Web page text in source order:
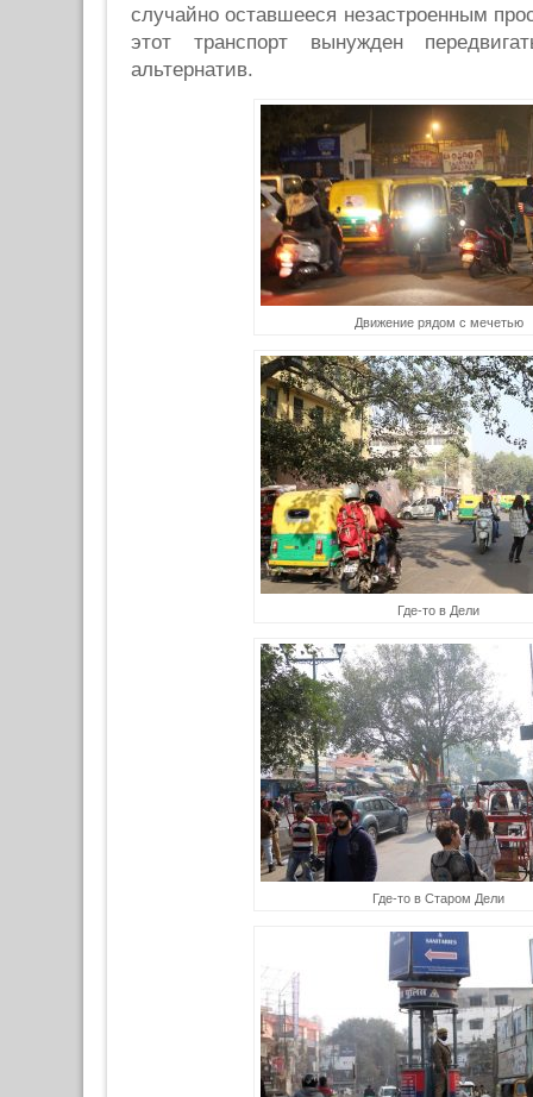
случайно оставшееся незастроенным
этот транспорт вынужден
альтернатив.
Движение рядом с мечетью
Где-то в Дели
Где-то в Старом Дели